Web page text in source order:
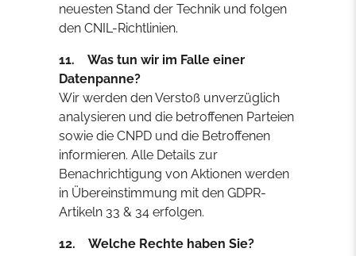
neuesten Stand der Technik und folgen
den CNIL-Richtlinien.
11. Was tun wir im Falle einer
Datenpanne?
Wir werden den Verstoß unverzüglich
analysieren und die betroffenen Parteien
sowie die CNPD und die Betroffenen
informieren. Alle Details zur
Benachrichtigung von Aktionen werden
in Übereinstimmung mit den GDPR-
Artikeln 33 & 34 erfolgen.
12. Welche Rechte haben Sie?